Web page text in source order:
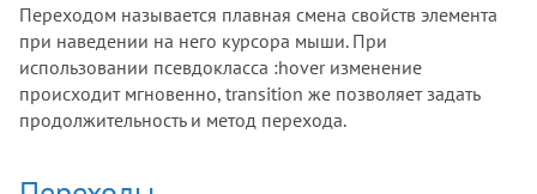
Переходом называется плавная смена свойств элемента
при наведении на него курсора мыши. При
использовании псевдокласса :hover изменение
происходит мгновенно, transition же позволяет задать
продолжительность и метод перехода.